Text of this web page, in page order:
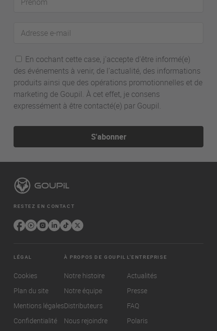
Adresse
En cochant cette case, j'accepte d'être informé(e)
des événements à venir, de l’actualité, des informations
produits ainsi que des opérations promotionnelles et de
marketing de Goupil. À cet effet, je consens
expressément à être contacté(e) par Goupil.
S'abonner
RESTEZ EN CONTACT
LÉGAL
Cookies
Plan du site
Mentions légales
Confidentialité
À PROPOS DE GOUPIL
Notre histoire
Notre équipe
Distributeurs
Nous rejoindre
L'ENTREPRISE
Actualités
Presse
FAQ
Polaris